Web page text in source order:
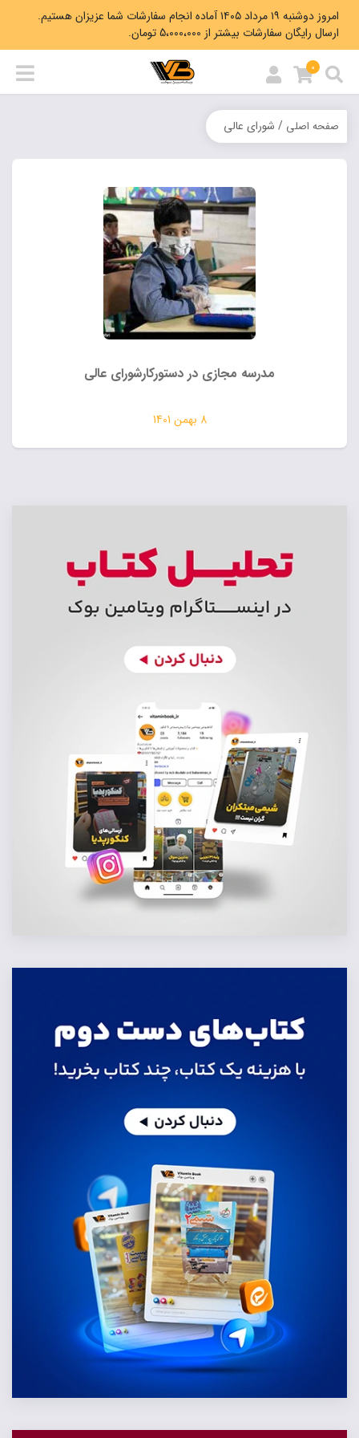
امروز دوشنبه ۱۹ مرداد ۱۴۰۵ آماده انجام سفارشات شما عزیزان هستیم.
ارسال رایگان سفارشات بیشتر از 5،000،000 تومان.
0
صفحه اصلی / شورای عالی
مدرسه مجازی در دستورکارشورای عالی
8 بهمن 1401